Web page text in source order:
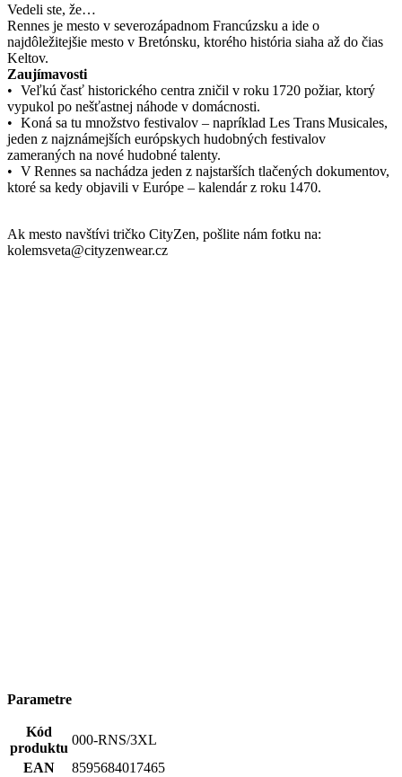
Vedeli ste, že…
Rennes je mesto v severozápadnom Francúzsku a ide o
najdôležitejšie mesto v Bretónsku, ktorého história siaha až do čias
Keltov.
Zaujímavosti
• Veľkú časť historického centra zničil v roku 1720 požiar, ktorý
vypukol po nešťastnej náhode v domácnosti.
• Koná sa tu množstvo festivalov – napríklad Les Trans Musicales,
jeden z najznámejších európskych hudobných festivalov
zameraných na nové hudobné talenty.
• V Rennes sa nachádza jeden z najstarších tlačených dokumentov,
ktoré sa kedy objavili v Európe – kalendár z roku 1470.
Ak mesto navštívi tričko CityZen, pošlite nám fotku na:
kolemsveta@cityzenwear.cz
Parametre
Kód
produktu
000-RNS/3XL
EAN
8595684017465